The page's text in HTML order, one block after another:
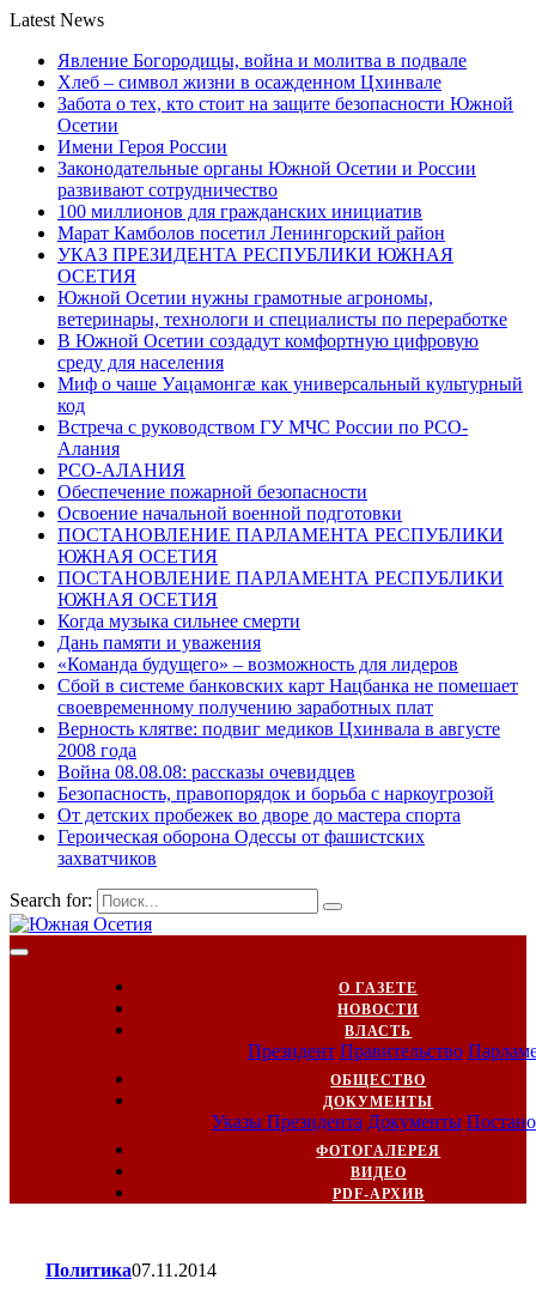
Latest News
Явление Богородицы, война и молитва в подвале
Хлеб – символ жизни в осажденном Цхинвале
Забота о тех, кто стоит на защите безопасности Южной
Осетии
Имени Героя России
Законодательные органы Южной Осетии и России
развивают сотрудничество
100 миллионов для гражданских инициатив
Марат Камболов посетил Ленингорский район
УКАЗ ПРЕЗИДЕНТА РЕСПУБЛИКИ ЮЖНАЯ
ОСЕТИЯ
Южной Осетии нужны грамотные агрономы,
ветеринары, технологи и специалисты по переработке
В Южной Осетии создадут комфортную цифровую
среду для населения
Миф о чаше Уацамонгæ как универсальный культурный
код
Встреча с руководством ГУ МЧС России по РСО-
Алания
РСО-АЛАНИЯ
Обеспечение пожарной безопасности
Освоение начальной военной подготовки
ПОСТАНОВЛЕНИЕ ПАРЛАМЕНТА РЕСПУБЛИКИ
ЮЖНАЯ ОСЕТИЯ
ПОСТАНОВЛЕНИЕ ПАРЛАМЕНТА РЕСПУБЛИКИ
ЮЖНАЯ ОСЕТИЯ
Когда музыка сильнее смерти
Дань памяти и уважения
«Команда будущего» – возможность для лидеров
Сбой в системе банковских карт Нацбанка не помешает
своевременному получению заработных плат
Верность клятве: подвиг медиков Цхинвала в августе
2008 года
Война 08.08.08: рассказы очевидцев
Безопасность, правопорядок и борьба с наркоугрозой
От детских пробежек во дворе до мастера спорта
Героическая оборона Одессы от фашистских
захватчиков
Search for:
О ГАЗЕТЕ
НОВОСТИ
ВЛАСТЬ
Президент Правительство
ОБЩЕСТВО
ДОКУМЕНТЫ
Указы Президента Документы
ФОТОГАЛЕРЕЯ
ВИДЕО
PDF-АРХИВ
Политика07.11.2014